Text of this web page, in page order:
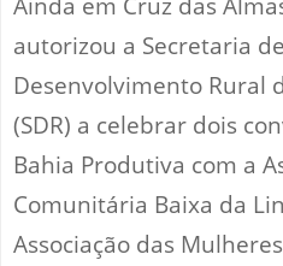
autorizou a Secretaria de
Desenvolvimento Rural
(SDR) a celebrar dois
Bahia Produtiva com a
Comunitária Baixa da
Associação das